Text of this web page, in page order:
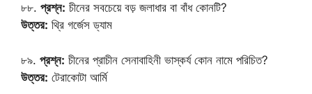
৮৮. প্রশ্ন: চীনের সবচেয়ে বড় জলাধার বা বাঁধ কোনটি?
উত্তর: থ্রি গর্জেস ড্যাম
৮৯. প্রশ্ন: চীনের প্রাচীন সেনাবাহিনী ভাস্কর্য কোন নামে পরিচিত?
উত্তর: টেরাকোটা আর্মি